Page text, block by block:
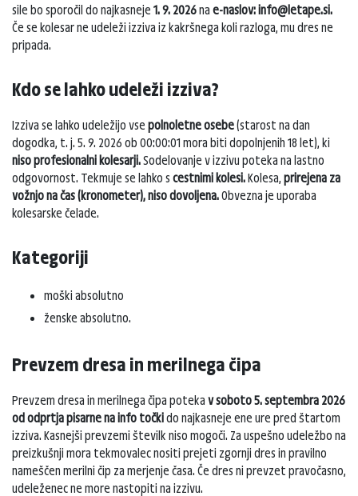
sile bo sporočil do najkasneje 1. 9. 2026na e-naslov: info@letape.si.
Če se kolesar ne udeleži izziva iz kakršnega koli razloga, mu dres ne
pripada.
Kdo se lahko udeleži izziva?
Izziva se lahko udeležijo vse polnoletne osebe(starost na dan
dogodka, t. j. 5. 9. 2026 ob 00:00:01 mora biti dopolnjenih 18 let), ki
niso profesionalni kolesarji.Sodelovanje v izzivu poteka na lastno
odgovornost. Tekmuje se lahko s cestnimi kolesi.Kolesa, prirejena za
vožnjo na čas (kronometer), niso dovoljena.Obvezna je uporaba
kolesarske čelade.
Kategoriji
moški absolutno
ženske absolutno.
Prevzem dresa in merilnega čipa
Prevzem dresa in merilnega čipa poteka v soboto 5. septembra 2026
od odprtja pisarne na info točkido najkasneje ene ure pred štartom
izziva. Kasnejši prevzemi številk niso mogoči. Za uspešno udeležbo na
preizkušnji mora tekmovalec nositi prejeti zgornji dres in pravilno
nameščen merilni čip za merjenje časa. Če dres ni prevzet pravočasno,
udeleženec ne more nastopiti na izzivu.